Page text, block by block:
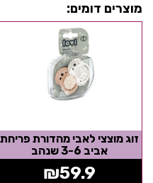
מוצרים דומים:
זוג מוצצי לאבי מהדורת פריחת
אביב 3-6 שנהב
₪59.9